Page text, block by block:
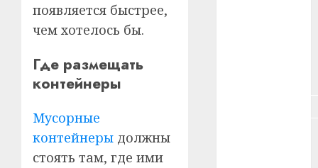
появляется быстрее,
чем хотелось бы.
Где размещать
контейнеры
Мусорные
контейнеры должны
стоять там, где ими